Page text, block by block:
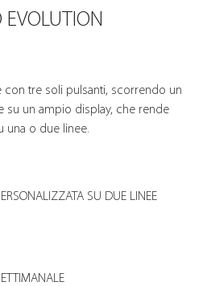
con tre soli pulsanti, scorrendo un
su un ampio display, che rende
una o due linee.
SU DUE LINEE